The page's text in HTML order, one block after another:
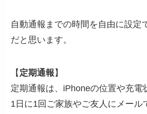
自動通報までの時間を自由に設定
だと思います。
【 定期通報 】
定期通報は、iPhoneの位置や充電
1日に1回ご家族やご友人にメール